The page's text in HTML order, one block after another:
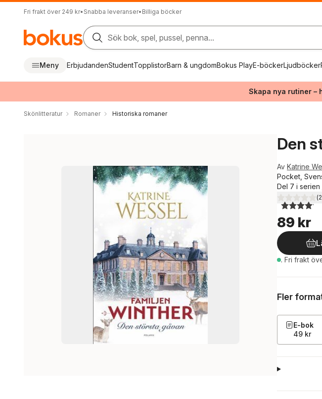
Fri frakt över 249 kr• Snabba leveranser• Billiga böcker
Sök bok, spel, pussel, penna...
Meny ErbjudandenStudentTopplistorBarn & ungdomBokus PlayE-böckerLjudböcker
Skapa nya rutiner –
Skönlitteratur Romaner Historiska romaner
Den
Av Katrine
Pocket,
Del 7 i serien
4,1utav 5 (
89 kr
. Fri frakt
Fler
E-bok
49 kr